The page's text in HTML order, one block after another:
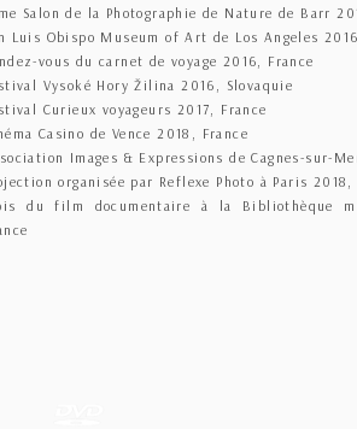
Salon de la Photographie de Nature de Barr
Luis Obispo Museum of Art de Los Angeles
vous du carnet de voyage 2016, France
Vysoké Hory Žilina 2016, Slovaquie
Curieux voyageurs 2017, France
Casino de Vence 2018, France
Images & Expressions de Cagnes-sur-
organisée par Reflexe Photo à Paris 2018,
du film documentaire à la Bibliothèque